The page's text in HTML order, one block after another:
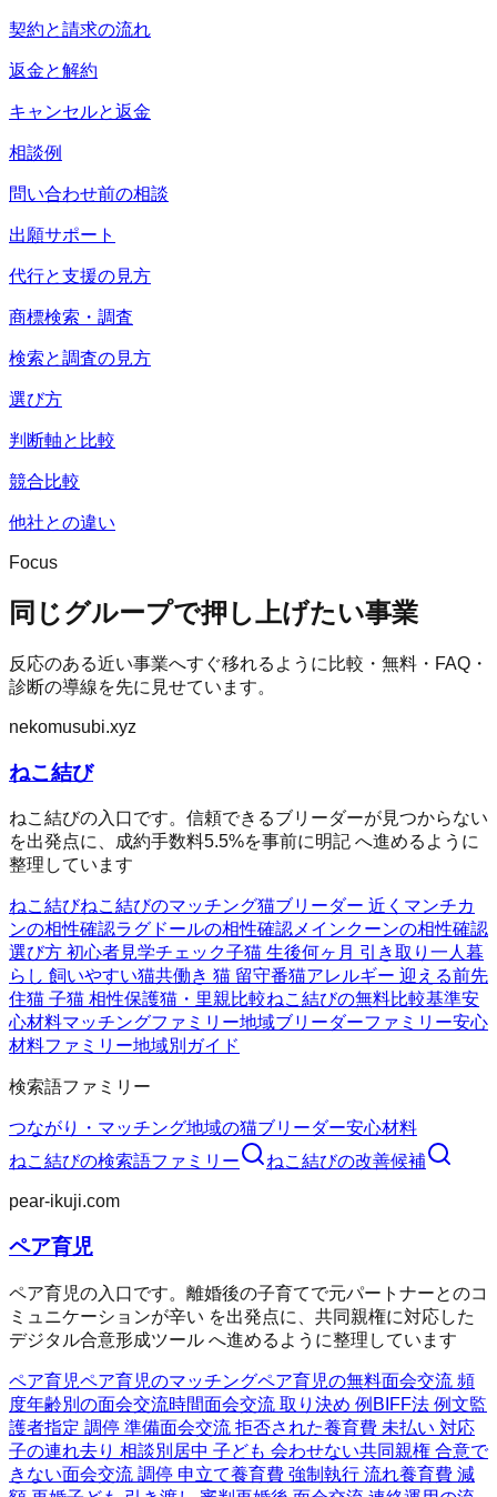
契約と請求の流れ
返金と解約
キャンセルと返金
相談例
問い合わせ前の相談
出願サポート
代行と支援の見方
商標検索・調査
検索と調査の見方
選び方
判断軸と比較
競合比較
他社との違い
Focus
同じグループで押し上げたい事業
反応のある近い事業へすぐ移れるように比較・無料・FAQ・
診断の導線を先に見せています。
nekomusubi.xyz
ねこ結び
ねこ結びの入口です。信頼できるブリーダーが見つからない
を出発点に、成約手数料5.5%を事前に明記 へ進めるように
整理しています
ねこ結びねこ結びのマッチング猫ブリーダー 近く マンチカ
ンの相性確認ラグドールの相性確認 メインクーンの相性確認
選び方 初心者見学チェック子猫 生後何ヶ月 引き取り 一人暮
らし 飼いやすい猫共働き 猫 留守番猫アレルギー 迎える前先
住猫 子猫 相性保護猫・里親比較ねこ結びの無料比較基準安
心材料マッチングファミリー地域ブリーダーファミリー安心
材料ファミリー地域別ガイド
検索語ファミリー
つながり・マッチング地域の猫ブリーダー安心材料
ねこ結びの検索語ファミリー ねこ結びの改善候補
pear-ikuji.com
ペア育児
ペア育児の入口です。離婚後の子育てで元パートナーとのコ
ミュニケーションが辛い を出発点に、共同親権に対応した
デジタル合意形成ツール へ進めるように整理しています
ペア育児ペア育児のマッチングペア育児の無料面会交流 頻
度年齢別の面会交流時間面会交流 取り決め 例 BIFF法 例文監
護者指定 調停 準備面会交流 拒否された養育費 未払い 対応
子の連れ去り 相談別居中 子ども 会わせない共同親権 合意で
きない面会交流 調停 申立て養育費 強制執行 流れ養育費 減